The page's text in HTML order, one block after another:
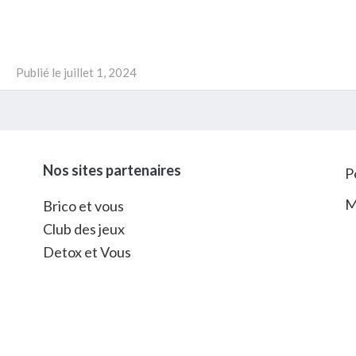
Publié le juillet 1, 2024
Nos sites partenaires
Brico et vous
Club des jeux
Detox et Vous